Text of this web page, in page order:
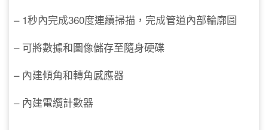
– 1秒內完成360度連續掃描，完成管道內部輪廓圖
– 可將數據和圖像儲存至隨身硬碟
– 內建傾角和轉角感應器
– 內建電纜計數器